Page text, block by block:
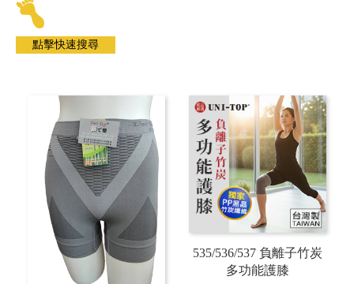
535/536/537 負離子竹炭
多功能護膝